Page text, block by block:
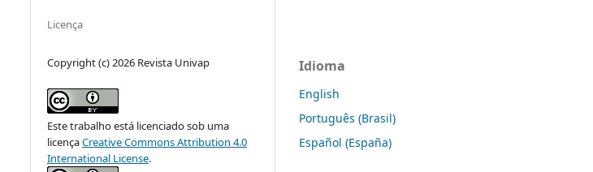
Licença
Copyright (c) 2026 Revista Univap
Este trabalho está licenciado sob uma
licençaCreative Commons Attribution 4.0
International License.
Idioma
English
Português (Brasil)
Español (España)